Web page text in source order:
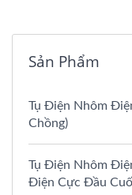
Sản Phẩm
Tụ Điện Nhôm
Chồng)
Tụ Điện Nhôm
Điện Cực Đầu